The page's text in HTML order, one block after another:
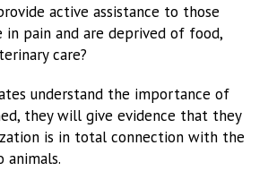
active assistance to those
in pain and are deprived of food,
care?
understand the importance of
they will give evidence that they
is in total connection with the
animals.